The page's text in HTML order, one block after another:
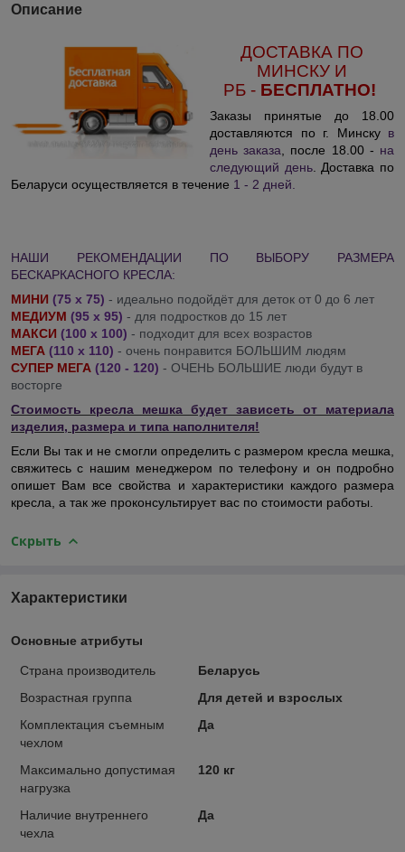
Описание
ДОСТАВКА ПО
МИНСКУ И
РБ - БЕСПЛАТНО!
Заказы принятые до 18.00
доставляются по г. Минску в
день заказа , после 18.00 - на
следующий день. Доставка по
Беларуси осуществляется в течение 1 - 2 дней
НАШИ РЕКОМЕНДАЦИИ ПО ВЫБОРУ РАЗМЕРА
БЕСКАРКАСНОГО КРЕСЛА:
МИНИ (75 х 75) - идеально подойдёт для деток от 0 до 6 лет
МЕДИУМ (95 х 95) - для подростков до 15 лет
МАКСИ (100 х 100) - подходит для всех возрастов
МЕГА (110 х 110) - очень понравится БОЛЬШИМ людям
СУПЕР МЕГА (120 - 120) - ОЧЕНЬ БОЛЬШИЕ люди будут в
восторге
Стоимость кресла мешка будет зависеть от материала
изделия, размера и типа наполнителя!
Если Вы так и не смогли определить с размером кресла мешка,
свяжитесь с нашим менеджером по телефону и он подробно
опишет Вам все свойства и характеристики каждого размера
кресла, а так же проконсультирует вас по стоимости работы.
Скрыть
Характеристики
Основные атрибуты
Страна производитель
Беларусь
Возрастная группа
Для детей и взрослых
Комплектация съемным
чехлом
Да
Максимально допустимая
нагрузка
120 кг
Наличие внутреннего
чехла
Да